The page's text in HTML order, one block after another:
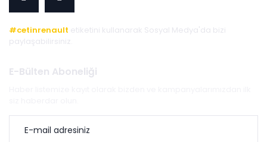
#cetinrenault etiketini kullanarak Sosyal Medya'da bizi
paylaşabilirsiniz.
E-Bülten Aboneliği